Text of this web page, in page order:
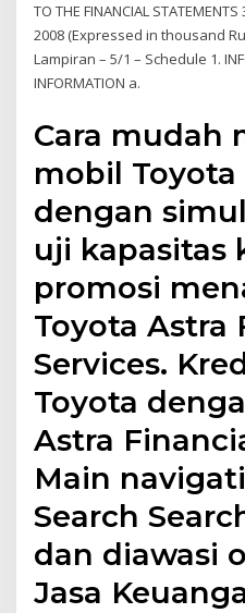
TO THE FINANCIAL
2008 (Expressed in thousand
Lampiran – 5/1 – Schedule 1.
INFORMATION a.
Cara mudah
mobil
dengan
uji kapasitas
promosi
Toyota Astra
Services.
Toyota
Astra
Main
Search
dan diawasi
Jasa